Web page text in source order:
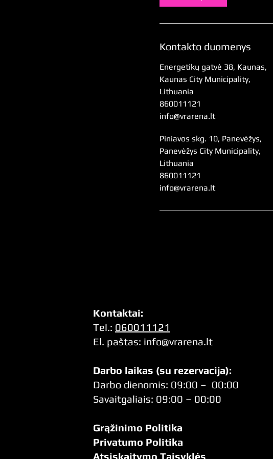
Kontakto duomenys
Energetikų gatvė 38, Kaunas,
Kaunas City Municipality,
Lithuania
860011121
info@vrarena.lt
Piniavos skg. 10, Panevėžys,
Panevėžys City Municipality,
Lithuania
860011121
info@vrarena.lt
Kontaktai:
Tel.: 060011121
El. paštas: info@vrarena.lt
Darbo laikas (su rezervacija):
Darbo dienomis: 09:00 – 00:00
Savaitgaliais: 09:00 – 00:00
Grąžinimo Politika
Privatumo Politika
Atsiskaitymo Taisyklės